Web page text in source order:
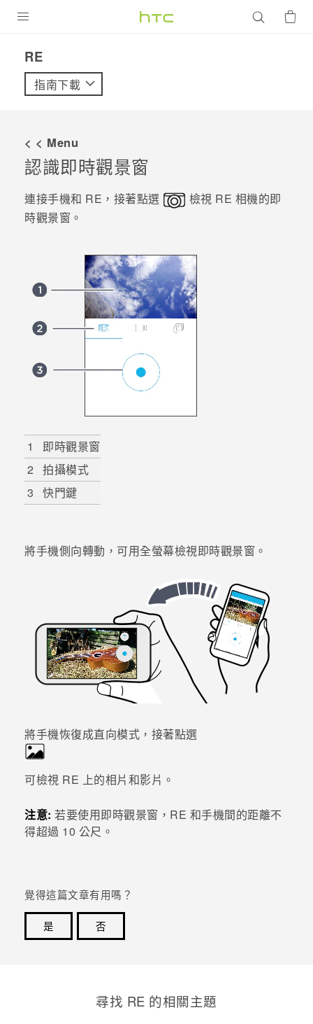
VIVE
配件
優惠專區
企業採購
銷售通路
支援服務
RE‎
指南下載
< < Menu
認識即時觀景窗
連接手機和 RE ，接著點選 檢視 RE 相機的即
時觀景窗 。
1
即時觀景窗
2
拍攝模式
3
快門鍵
將手機側向轉動，可用全螢幕檢視即時觀景窗 。
將手機恢復成直向模式，接著點選
可檢視 RE 上的相片和影片。
注意: 若要使用即時觀景窗 ， RE 和手機間的距離不
得超過 10 公尺。
覺得這篇文章有用嗎？
是
否
尋找 RE 的相關主題